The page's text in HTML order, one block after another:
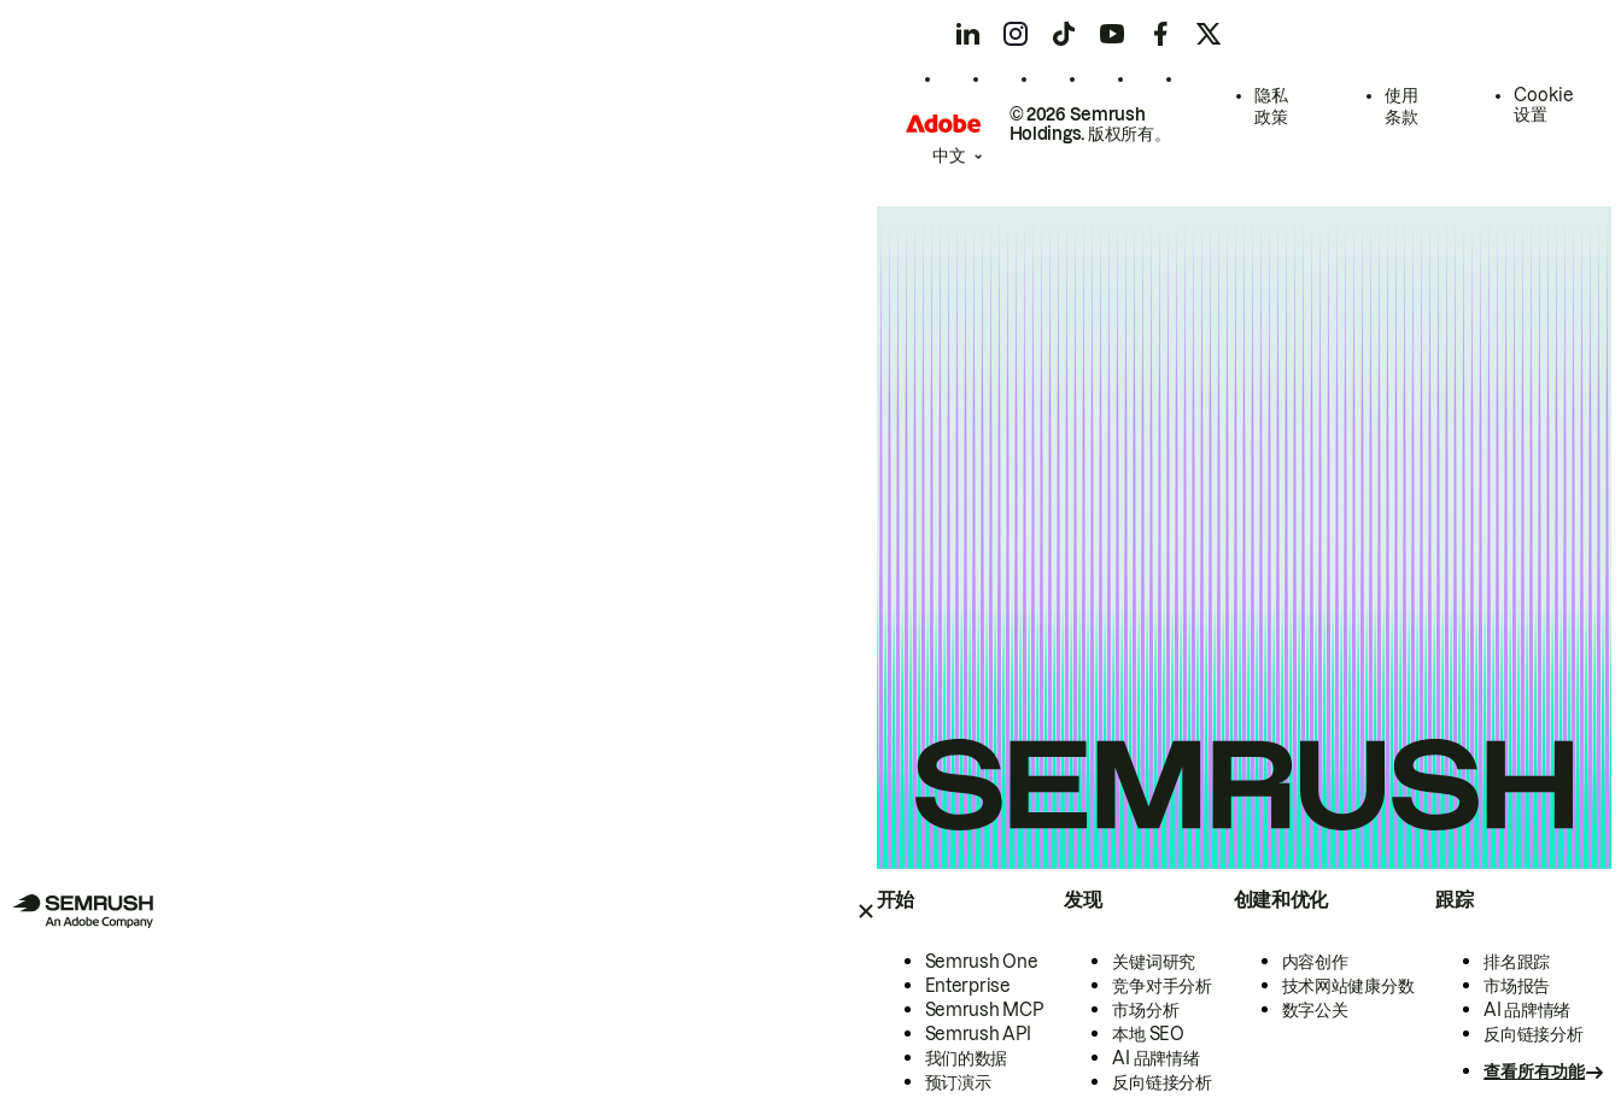
开始
Semrush One
Enterprise
Semrush MCP
Semrush API
我们的数据
预订演示
发现
关键词研究
竞争对手分析
市场分析
本地 SEO
AI 品牌情绪
反向链接分析
创建和优化
内容创作
技术网站健康分数
数字公关
跟踪
排名跟踪
市场报告
AI 品牌情绪
反向链接分析
查看所有功能
© 2026 Semrush
Holdings. 版权所有。
隐私
政策
使用
条款
Cookie
设置
中文